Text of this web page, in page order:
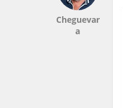
Cheguevar
a